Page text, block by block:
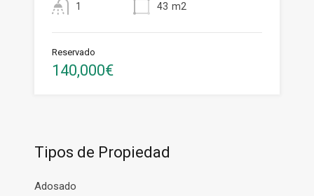
1 43 m2
Reservado
140,000€
Tipos de Propiedad
Adosado